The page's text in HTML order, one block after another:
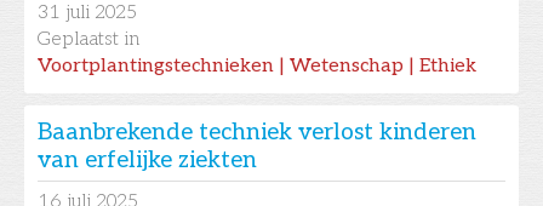
31 juli 2025
Geplaatst in
Voortplantingstechnieken | Wetenschap | Ethiek
Baanbrekende techniek verlost kinderen
van erfelijke ziekten